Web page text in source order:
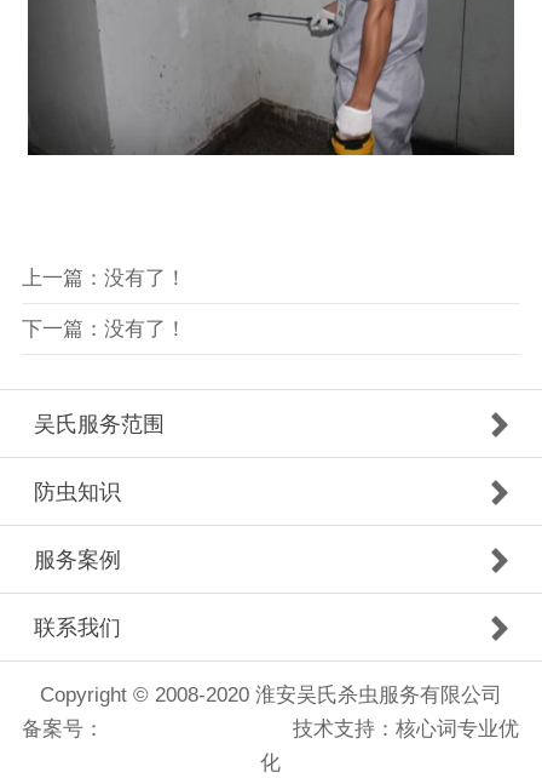
上一篇：没有了！
下一篇：没有了！
吴氏服务范围
防虫知识
服务案例
联系我们
Copyright © 2008-2020 淮安吴氏杀虫服务有限公司
备案号：
技术支持：核心词专业优
化